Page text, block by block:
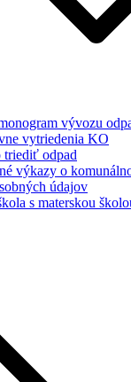
vývozu
vytriedenia KO
triediť odpad
výkazy o
údajov
s materskou